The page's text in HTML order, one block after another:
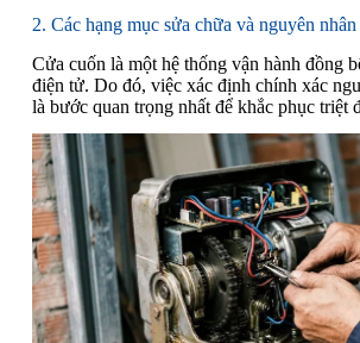
2. Các hạng mục sửa chữa và nguyên
Cửa cuốn là một hệ thống vận hành đồng
điện tử. Do đó, việc xác định chính xác
là bước quan trọng nhất để khắc phục triệt